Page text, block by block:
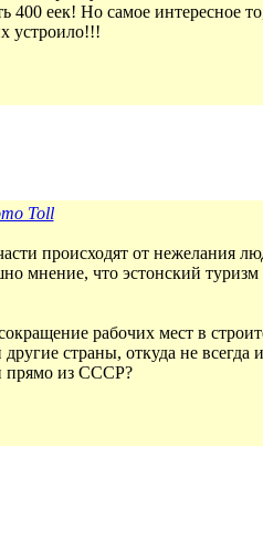
еек! Но самое интересное
устроило!!!
Toll
происходят от нежелания
мнение, что эстонский
рабочих мест в
страны, откуда не
прямо из СССР?